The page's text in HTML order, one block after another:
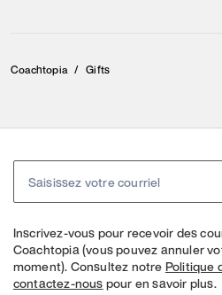
Coachtopia / Gifts
Inscrivez-vous pour recevoir des
Coachtopia (vous pouvez annuler
moment). Consultez notrePolitique
contactez-nouspour en savoir plus.